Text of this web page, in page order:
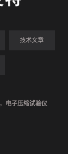
技术文章
， 电子压缩试验仪